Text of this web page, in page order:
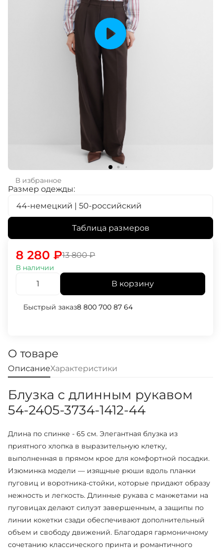
В избранное
Размер одежды:
44-немецкий | 50-российский
Таблица размеров
13 800₽
8 280 ₽
В наличии
В корзину
Быстрый заказ8 800 700 87 64
О товаре
ОписаниеХарактеристики
Блузка с длинным рукавом
54-2405-3734-1412-44
Длина по спинке - 65 см. Элегантная блузка из
приятного хлопка в выразительную клетку,
выполненная в прямом крое для комфортной посадки.
Изюминка модели — изящные рюши вдоль планки
пуговиц и воротника-стойки, которые придают образу
нежность и легкость. Длинные рукава с манжетами на
пуговицах делают силуэт завершенным, а защипы по
линии кокетки сзади обеспечивают дополнительный
объем и свободу движений. Благодаря гармоничному
сочетанию классического принта и романтичного